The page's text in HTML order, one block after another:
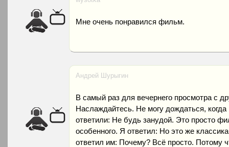
Мне очень понравился фильм.
Андрей Шурыгин
В самый раз для вечернего просмотра с
Наслаждайтесь. Не могу дождаться,
ответили: Не будь занудой. Это просто
особенного. Я ответил: Но это же
ответил им: Почему? Всё просто. Потому